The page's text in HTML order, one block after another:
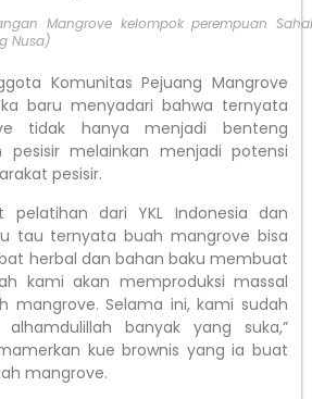
Mangrove kelompok perempuan
Nusa)
Komunitas Pejuang Mangrove
baru menyadari bahwa ternyata
tidak hanya menjadi benteng
pesisir melainkan menjadi potensi
pesisir.
pelatihan dari YKL Indonesia dan
tau ternyata buah mangrove bisa
herbal dan bahan baku membuat
kami akan memproduksi massal
mangrove. Selama ini, kami sudah
banyak yang suka,”
kue brownis yang ia buat
mangrove.